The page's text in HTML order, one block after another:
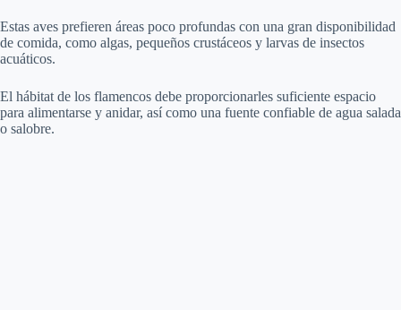
Estas aves prefieren áreas poco profundas con una gran disponibilidad
de comida, como algas, pequeños crustáceos y larvas de insectos
acuáticos.
El hábitat de los flamencos debe proporcionarles suficiente espacio
para alimentarse y anidar, así como una fuente confiable de agua salada
o salobre.